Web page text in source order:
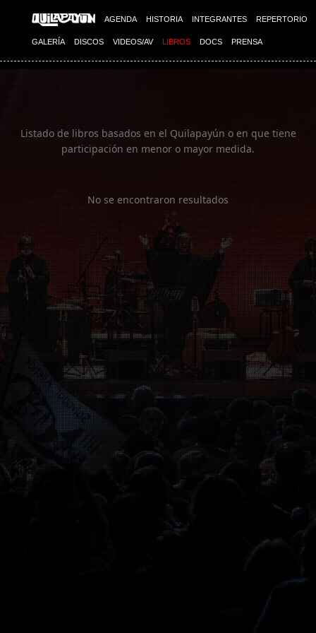
AGENDA HISTORIA INTEGRANTES REPERTORIO
GALERÍA DISCOS VIDEOS/AV LIBROS DOCS PRENSA
Imagen 01
Listado de libros basados en el Quilapayún o en que tiene
participación en menor o mayor medida.
No se encontraron resultados